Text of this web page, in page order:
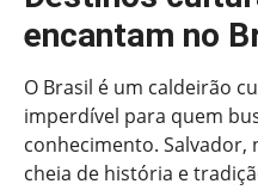
encantam no
O Brasil é um caldeirão
imperdível para quem
conhecimento. Salvador,
cheia de história e